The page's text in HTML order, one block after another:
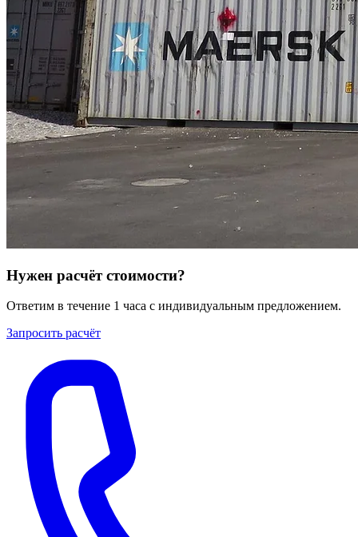
Нужен расчёт стоимости?
Ответим в течение 1 часа с индивидуальным предложением.
Запросить расчёт